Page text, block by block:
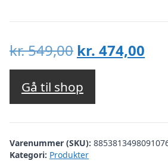
kr.549,00 Den
oprindelige
pris
var:
kr. 549,00.
kr. 474,00
kr.
Gå til shop
Varenummer (SKU):
Kategori: Produkter